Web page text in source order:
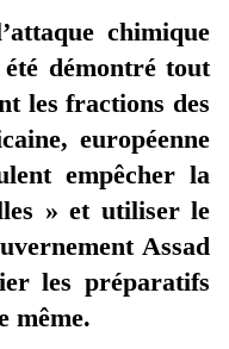
chimique
démontré tout
les fractions des
européenne
empêcher la
» et utiliser le
Assad
les préparatifs
même.